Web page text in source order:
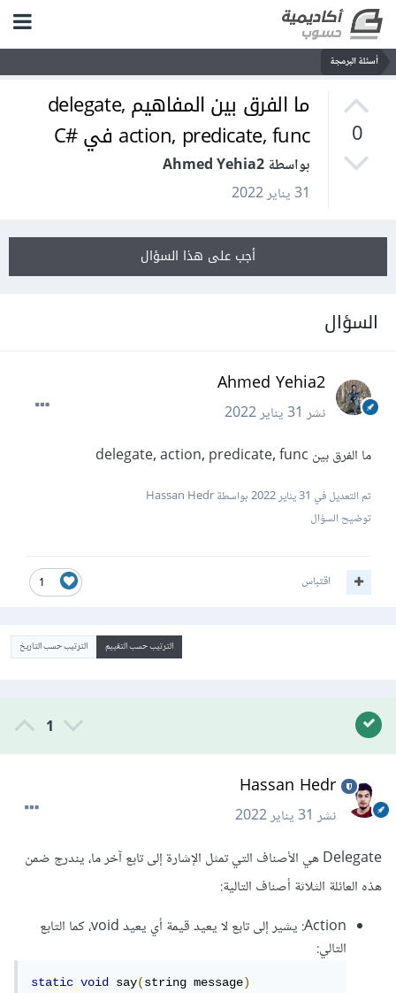
أسئلة البرمجة
0
ما الفرق بين المفاهيم delegate,
action, predicate, func في #C
بواسطة Ahmed Yehia2
31 يناير 2022
أجب على هذا السؤال
السؤال
Ahmed Yehia2
نشر31 يناير 2022
ما الفرق بين delegate, action, predicate, func
تم التعديل في 31 يناير 2022
بواسطة Hassan Hedr
توضيح السؤال
1 اقتباس
الترتيب حسب التقييم الترتيب حسب التاريخ
1
Hassan Hedr
نشر31 يناير 2022
Delegate هي الأصناف التي تمثل الإشارة إلى تابع آخر ما، يندرج ضمن
هذه العائلة الثلاثة أصناف التالية:
Action: يشير إلى تابع لا يعيد قيمة أي يعيد void، كما التابع
التالي:
static void say(string message)